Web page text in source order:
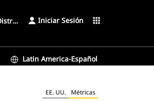
Iniciar Sesión apps
Latin America-Español
EE. UU. Métricas